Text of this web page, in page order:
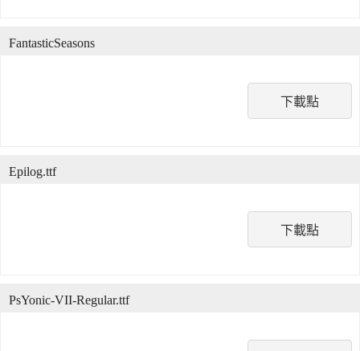
下載點
FantasticSeasons
下載點
Epilog.ttf
PsYonic-VII-Regular.ttf